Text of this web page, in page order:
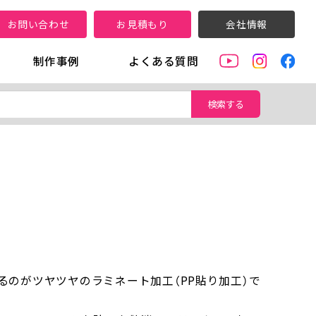
お問い合わせ お見積もり 会社情報
制作事例 よくある質問
検索する
がツヤツヤのラミネート加工（PP貼り加工）で